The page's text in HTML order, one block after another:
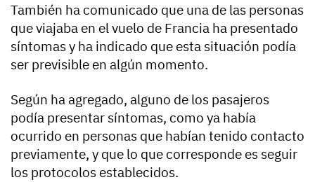
También ha comunicado que una de las personas
que viajaba en el vuelo de Francia ha presentado
síntomas y ha indicado que esta situación podía
ser previsible en algún momento.
Según ha agregado, alguno de los pasajeros
podía presentar síntomas, como ya había
ocurrido en personas que habían tenido contacto
previamente, y que lo que corresponde es seguir
los protocolos establecidos.